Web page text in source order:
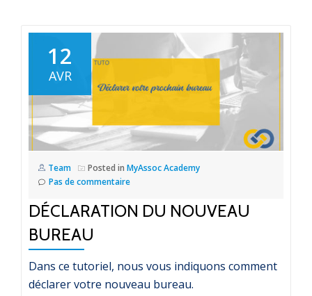
12
AVR
Team Posted in MyAssoc Academy
Pas de commentaire
DÉCLARATION DU NOUVEAU
BUREAU
Dans ce tutoriel, nous vous indiquons comment
déclarer votre nouveau bureau.